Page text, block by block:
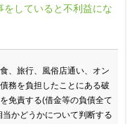
していると不利益にな
、旅行、風俗店通い、オン
務を負担したことにある破
免責する(借金等の負債全て
かどうかについて判断する